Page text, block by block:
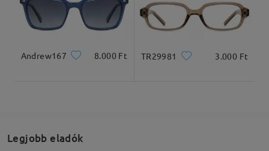
Teljes szélesség
138mm/5.43in
Szárhossz
148mm/ 5.83in
Lencseszélesség
Andrew167 8.000 Ft TR29981 3.000 Ft
Legjobb eladók